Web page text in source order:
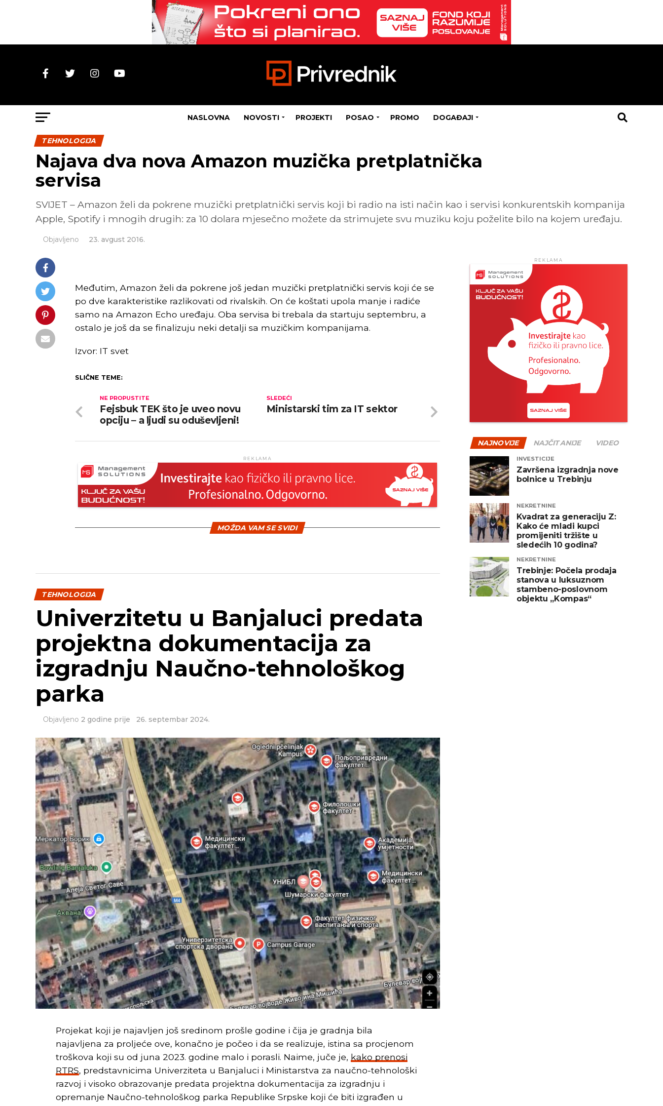
NASLOVNA NOVOSTI PROJEKTI POSAO PROMO DOGAĐAJI
TEHNOLOGIJA
Najava dva nova Amazon muzička pretplatnička
servisa
SVIJET – Amazon želi da pokrene muzički pretplatnički servis koji bi radio na isti način kao i servisi konkurentskih kompanija
Apple, Spotify i mnogih drugih: za 10 dolara mjesečno možete da strimujete svu muziku koju poželite bilo na kojem uređaju.
Objavljeno 23. avgust 2016.
Međutim, Amazon želi da pokrene još jedan muzički pretplatnički servis koji će se
po dve karakteristike razlikovati od rivalskih. On će koštati upola manje i radiće
samo na Amazon Echo uređaju. Oba servisa bi trebala da startuju septembru, a
ostalo je još da se finalizuju neki detalji sa muzičkim kompanijama.
Izvor: IT svet
SLIČNE TEME:
SLEDEĆI
Ministarski tim za IT sektor
NE PROPUSTITE
Fejsbuk TEK što je uveo novu
opciju – a ljudi su oduševljeni!
REKLAMA
MOŽDA VAM SE SVIDI
TEHNOLOGIJA
Univerzitetu u Banjaluci predata
projektna dokumentacija za
izgradnju Naučno-tehnološkog
parka
Objavljeno 2 godine prije 26. septembar 2024.
Projekat koji je najavljen još sredinom prošle godine i čija je gradnja bila
najavljena za proljeće ove, konačno je počeo i da se realizuje, istina sa procjenom
troškova koji su od juna 2023. godine malo i porasli. Naime, juče je, kako prenosi
RTRS, predstavnicima Univerziteta u Banjaluci i Ministarstva za naučno-tehnološki
razvoj i visoko obrazovanje predata projektna dokumentacija za izgradnju i
opremanje Naučno-tehnološkog parka Republike Srpske koji će biti izgrađen u
REKLAMA
NAJNOVIJE NAJČITANIJE VIDEO
INVESTICIJE
Završena izgradnja nove
bolnice u Trebinju
NEKRETNINE
Kvadrat za generaciju Z:
Kako će mladi kupci
promijeniti tržište u
sledećih 10 godina?
NEKRETNINE
Trebinje: Počela prodaja
stanova u luksuznom
stambeno-poslovnom
objektu „Kompas“